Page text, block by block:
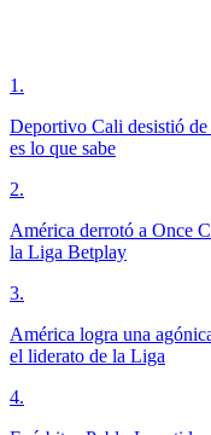
1 .
Deportivo Cali desistió
es lo que sabe
2.
América derrotó a Once
la Liga Betplay
3.
América logra una
el liderato de la Liga
4.